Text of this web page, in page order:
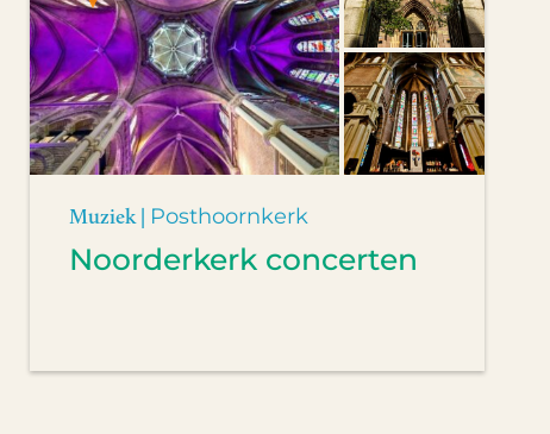
Muziek | Posthoornkerk
Noorderkerk concerten